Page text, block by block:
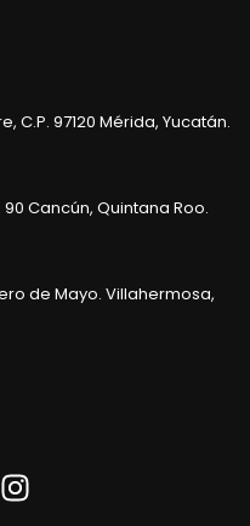
C.P. 97120 Mérida, Yucatán.
Cancún, Quintana Roo.
de Mayo. Villahermosa,